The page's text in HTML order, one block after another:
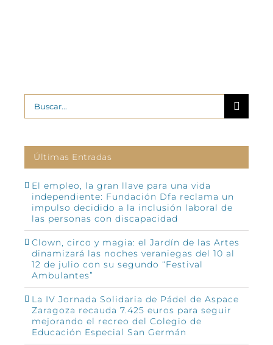
Buscar:
Últimas Entradas
El empleo, la gran llave para una vida
independiente: Fundación Dfa reclama un
impulso decidido a la inclusión laboral de
las personas con discapacidad
Clown, circo y magia: el Jardín de las Artes
dinamizará las noches veraniegas del 10 al
12 de julio con su segundo “Festival
Ambulantes”
La IV Jornada Solidaria de Pádel de Aspace
Zaragoza recauda 7.425 euros para seguir
mejorando el recreo del Colegio de
Educación Especial San Germán